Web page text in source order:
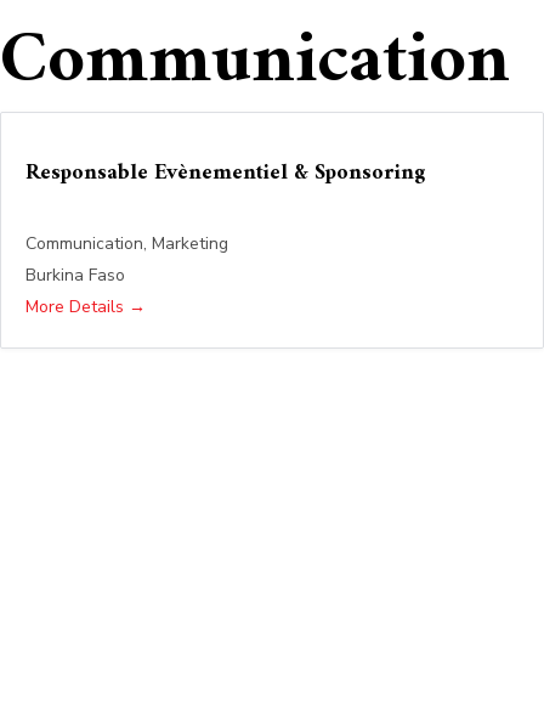
Communication
Responsable Evènementiel & Sponsoring
Communication Marketing
Burkina Faso
More Details